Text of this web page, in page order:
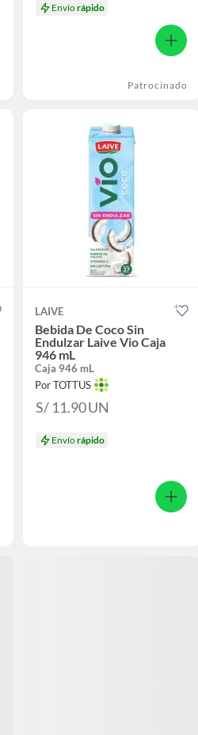
Envíorápido
Patrocinado
LAIVE
Bebida De Coco Sin
Endulzar Laive Vio Caja
946 mL
Caja 946 mL
Por TOTTUS
S/ 11.90UN
Envíorápido